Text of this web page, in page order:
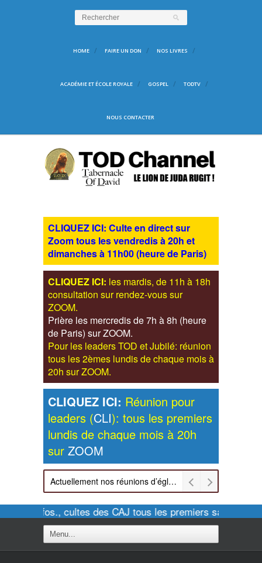
HOME FAIRE UN DON NOS LIVRES
ACADÉMIE ET ÉCOLE ROYALE GOSPEL TODTV
NOUS CONTACTER
CLIQUEZ ICI: Culte en direct sur
Zoom tous les vendredis à 20h et
dimanches à 11h00 (heure de Paris)
CLIQUEZ ICI: les mardis, de 11h à 18h
consultation sur rendez-vous sur
ZOOM.
Prière les mercredis de 7h à 8h (heure
de Paris) sur ZOOM.
Pour les leaders TOD et Jubilé: réunion
tous les 2èmes lundis de chaque mois à
20h sur ZOOM.
CLIQUEZ ICI: Réunion pour
leaders (CLI): tous les premiers
lundis de chaque mois à 20h
sur ZOOM
Actuellement nos réunions d’église sont retransmises sur ZOOM les dimanches à 11h et vendredis à 20h00
Pour infos., cultes des CAJ tous les premiers samedis